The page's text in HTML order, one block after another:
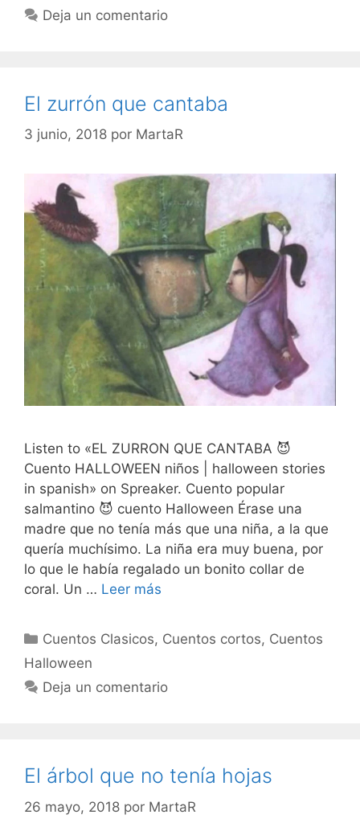
Deja un comentario
El zurrón que cantaba
3 junio, 2018 por MartaR
Listen to «EL ZURRON QUE CANTABA 😈
Cuento HALLOWEEN niños | halloween stories
in spanish» on Spreaker. Cuento popular
salmantino 😈 cuento Halloween Érase una
madre que no tenía más que una niña, a la que
quería muchísimo. La niña era muy buena, por
lo que le había regalado un bonito collar de
coral. Un … Leer más
Categorías
Cuentos Clasicos, Cuentos cortos, Cuentos
Halloween
Deja un comentario
El árbol que no tenía hojas
26 mayo, 2018 por MartaR